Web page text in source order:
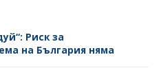
Риск за
на България няма